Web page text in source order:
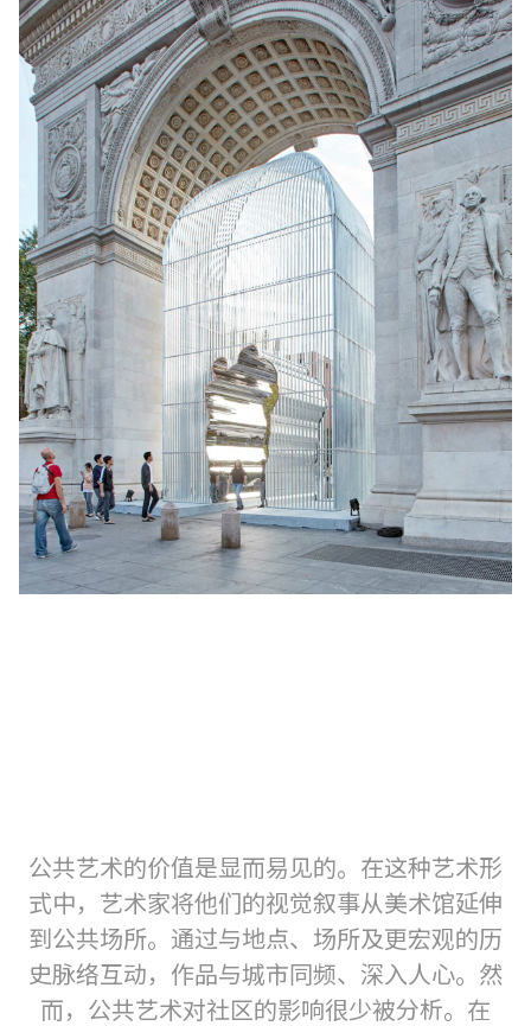
艺术品保护部门
创新计划
刊物
Shop
联系我们
公共艺术的价值是显而易见的。在这种艺术形
式中，艺术家将他们的视觉叙事从美术馆延伸
到公共场所。通过与地点、场所及更宏观的历
史脉络互动，作品与城市同频、深入人心。然
而，公共艺术对社区的影响很少被分析。在